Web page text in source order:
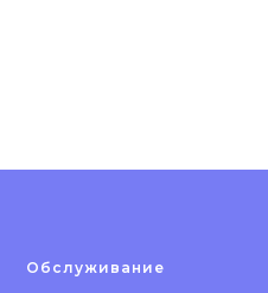
Обслуживание